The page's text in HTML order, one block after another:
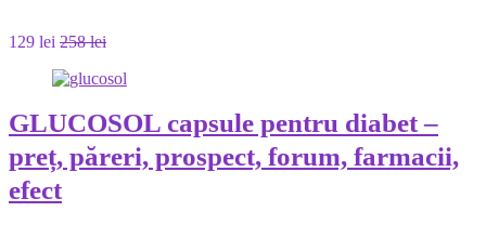
129 lei 258 lei
GLUCOSOL capsule pentru diabet –
preț, păreri, prospect, forum, farmacii,
efect